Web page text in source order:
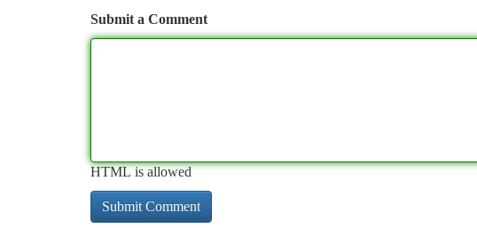
Submit a Comment
HTML is allowed